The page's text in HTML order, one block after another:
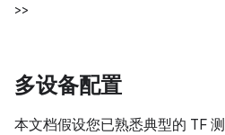
>>
多设备配置
本文档假设您已熟悉典型的 TF